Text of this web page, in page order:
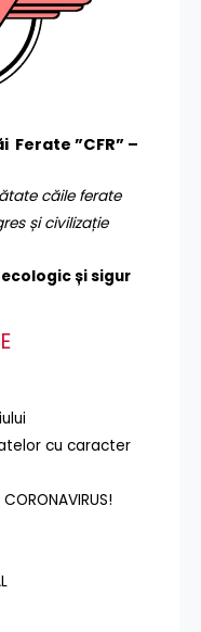
Ferate ”CFR” –
căile ferate
și civilizație
ecologic și sigur
cu caracter
CORONAVIRUS!